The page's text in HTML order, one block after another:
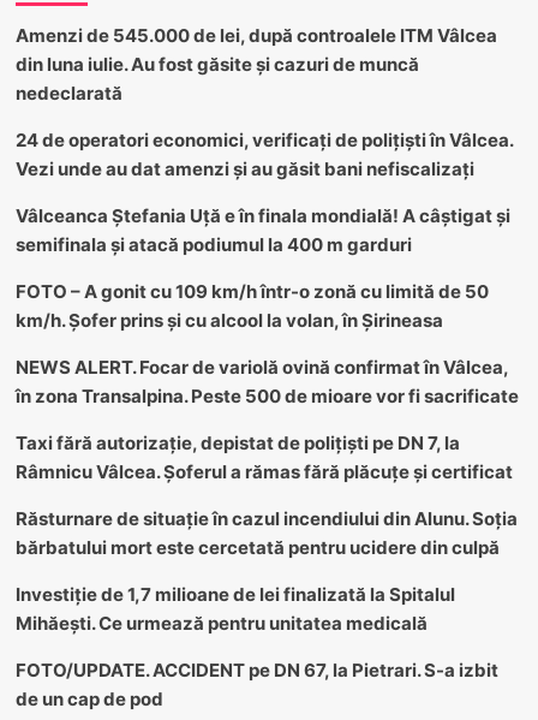
Amenzi de 545.000 de lei, după controalele ITM Vâlcea
din luna iulie. Au fost găsite și cazuri de muncă
nedeclarată
24 de operatori economici, verificați de polițiști în Vâlcea.
Vezi unde au dat amenzi și au găsit bani nefiscalizați
Vâlceanca Ștefania Uță e în finala mondială! A câștigat și
semifinala și atacă podiumul la 400 m garduri
FOTO – A gonit cu 109 km/h într-o zonă cu limită de 50
km/h. Șofer prins și cu alcool la volan, în Șirineasa
NEWS ALERT. Focar de variolă ovină confirmat în Vâlcea,
în zona Transalpina. Peste 500 de mioare vor fi sacrificate
Taxi fără autorizație, depistat de polițiști pe DN 7, la
Râmnicu Vâlcea. Șoferul a rămas fără plăcuțe și certificat
Răsturnare de situație în cazul incendiului din Alunu. Soția
bărbatului mort este cercetată pentru ucidere din culpă
Investiție de 1,7 milioane de lei finalizată la Spitalul
Mihăești. Ce urmează pentru unitatea medicală
FOTO/UPDATE. ACCIDENT pe DN 67, la Pietrari. S-a izbit
de un cap de pod